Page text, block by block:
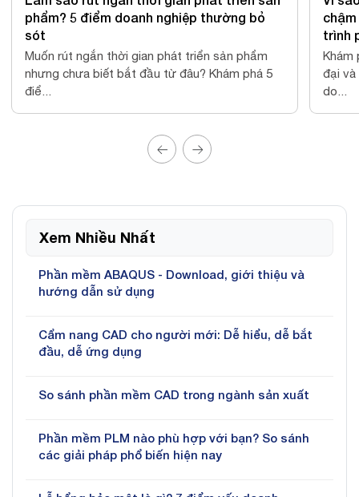
chậm ra mắt sản phẩm? Góc nhìn từ quy
trình phát triển sản phẩm hiện đại
Khám phá quy trình phát triển sản phẩm hiện
đại và cách kết nối CAD, CAE, CAM, PLM giúp
do...
AI
ứng
kết...
Xem Nhiều Nhất
Phần mềm ABAQUS - Download, giới thiệu và
hướng dẫn sử dụng
Cẩm nang CAD cho người mới: Dễ hiểu, dễ bắt
đầu, dễ ứng dụng
So sánh phần mềm CAD trong ngành sản xuất
Phần mềm PLM nào phù hợp với bạn? So sánh
các giải pháp phổ biến hiện nay